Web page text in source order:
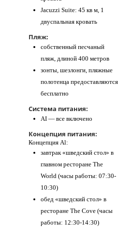
Jacuzzi Suite: 45 кв м, 1
двуспальная кровать
Пляж:
собственный песчаный
пляж, длиной 400 метров
зонты, шезлонги, пляжные
полотенца предоставляются
бесплатно
Система питания:
AI — все включено
Концепция питания:
Концепция Al:
завтрак «шведский стол» в
главном ресторане The
World (часы работы: 07:30-
10:30)
обед «шведский стол» в
ресторане The Cove (часы
работы: 12:30-14:30)